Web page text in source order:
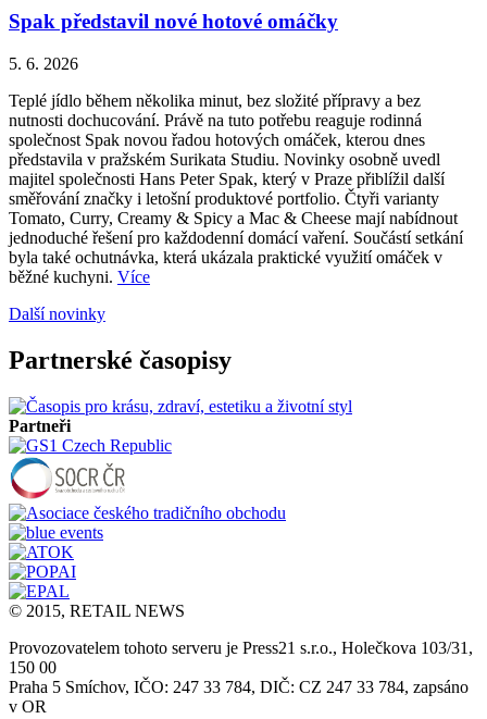
Spak představil nové hotové omáčky
5. 6. 2026
Teplé jídlo během několika minut, bez složité přípravy a bez
nutnosti dochucování. Právě na tuto potřebu reaguje rodinná
společnost Spak novou řadou hotových omáček, kterou dnes
představila v pražském Surikata Studiu. Novinky osobně uvedl
majitel společnosti Hans Peter Spak, který v Praze přiblížil další
směřování značky i letošní produktové portfolio. Čtyři varianty
Tomato, Curry, Creamy & Spicy a Mac & Cheese mají nabídnout
jednoduché řešení pro každodenní domácí vaření. Součástí setkání
byla také ochutnávka, která ukázala praktické využití omáček v
běžné kuchyni. Více
Další novinky
Partnerské časopisy
Partneři
© 2015, RETAIL NEWS
Provozovatelem tohoto serveru je Press21 s.r.o., Holečkova 103/31,
150 00
Praha 5 Smíchov, IČO: 247 33 784, DIČ: CZ 247 33 784, zapsáno
v OR